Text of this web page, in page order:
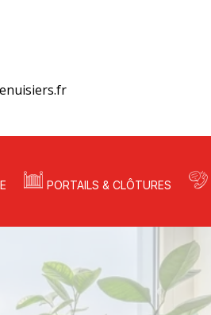
PORTAILS & CLÔTURES